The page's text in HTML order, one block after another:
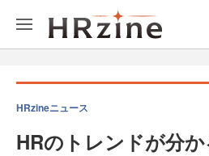
HRzineニュース
HRのトレンドが分